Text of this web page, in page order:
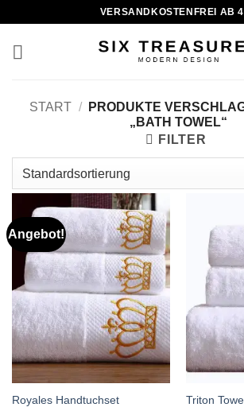
springen
VERSANDKOSTENFREI AB
START /
PRODUKTE
„BATH TOWEL“
FILTER
Angebot!
Royales Handtuchset
Triton Towel